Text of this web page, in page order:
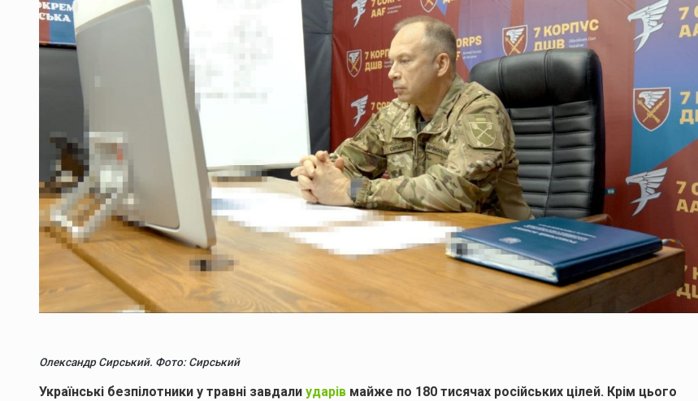
Олександр Сирський. Фото: Сирський
Українські безпілотники у травні завдали ударів майже по 180 тисячах російських цілей. Крім цього